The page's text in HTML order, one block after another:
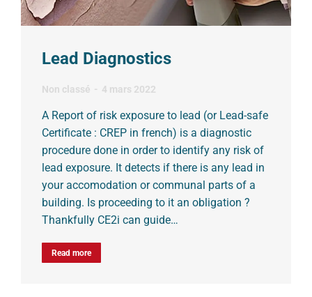
Lead Diagnostics
Non classé 4 mars 2022
A Report of risk exposure to lead (or Lead-safe
Certificate : CREP in french) is a diagnostic
procedure done in order to identify any risk of
lead exposure. It detects if there is any lead in
your accomodation or communal parts of a
building. Is proceeding to it an obligation ?
Thankfully CE2i can guide…
Read more